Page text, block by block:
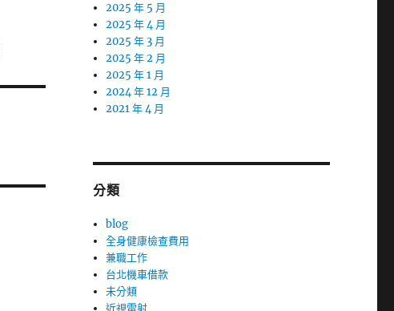
2025 年 5 月
2025 年 4 月
2025 年 3 月
2025 年 2 月
2025 年 1 月
2024 年 12 月
2021 年 4 月
分類
blog
全身健康檢查費用
兼職工作
台北機車借款
未分類
近視雷射